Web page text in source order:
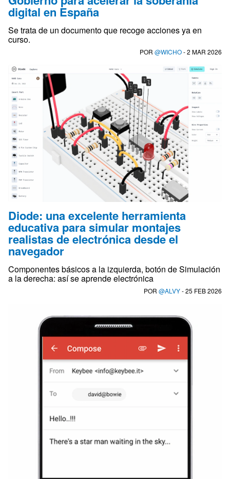
digital en España
Se trata de un documento que recoge acciones ya en
curso.
POR @WICHO- 2 MAR 2026
Diode: una excelente herramienta
educativa para simular montajes
realistas de electrónica desde el
navegador
Componentes básicos a la izquierda, botón de Simulación
a la derecha: así se aprende electrónica
POR @ALVY- 25 FEB 2026